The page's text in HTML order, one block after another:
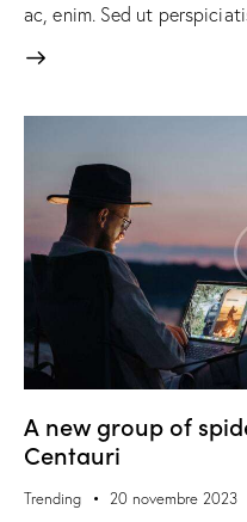
ac, enim. Sed ut
A new group of
Centauri
Trending 20 novembre 2023